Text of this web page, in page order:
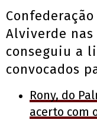
Alviverde
conseguiu a
convocados
Rony, do
acerto com